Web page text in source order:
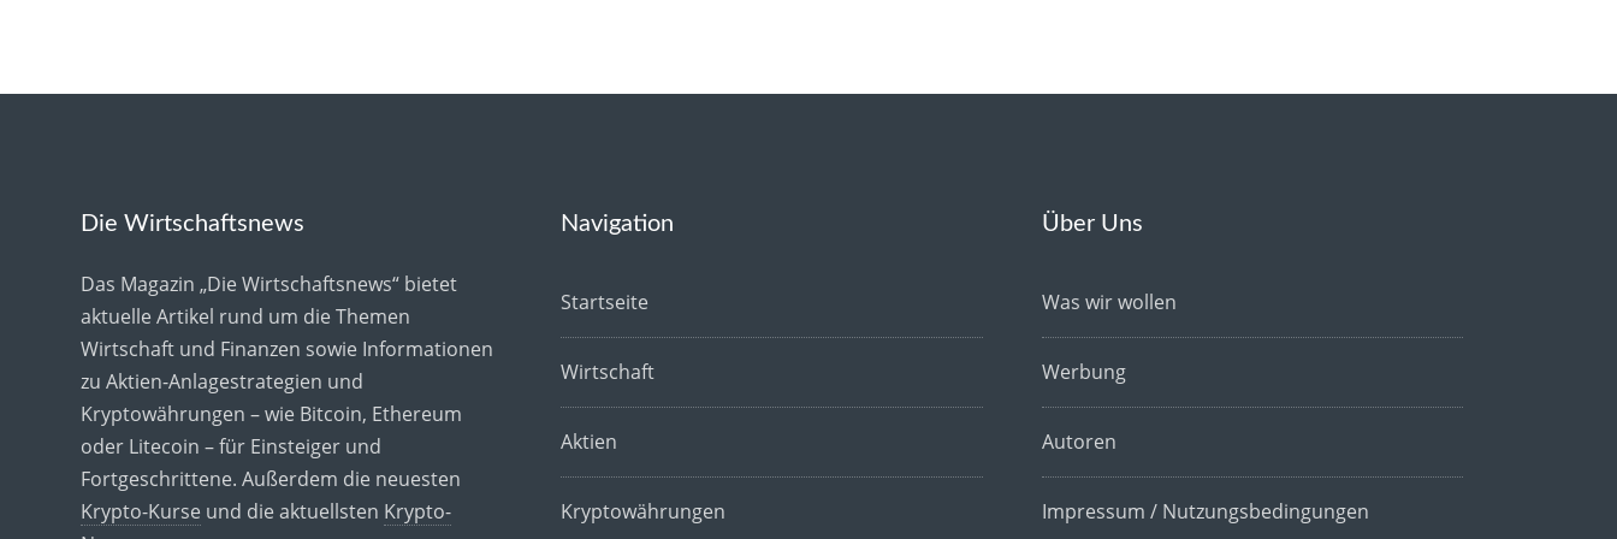
Die Wirtschaftsnews
Das Magazin „Die Wirtschaftsnews“ bietet
aktuelle Artikel rund um die Themen
Wirtschaft und Finanzen sowie Informationen
zu Aktien-Anlagestrategien und
Kryptowährungen – wie Bitcoin, Ethereum
oder Litecoin – für Einsteiger und
Fortgeschrittene. Außerdem die neuesten
Krypto-Kurse und die aktuellsten Krypto-
Navigation
Startseite
Wirtschaft
Aktien
Kryptowährungen
Über Uns
Was wir wollen
Werbung
Autoren
Impressum / Nutzungsbedingungen